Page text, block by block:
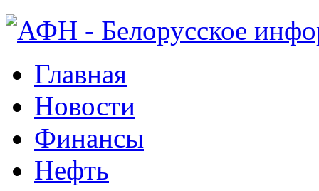
Главная
Новости
Финансы
Нефть